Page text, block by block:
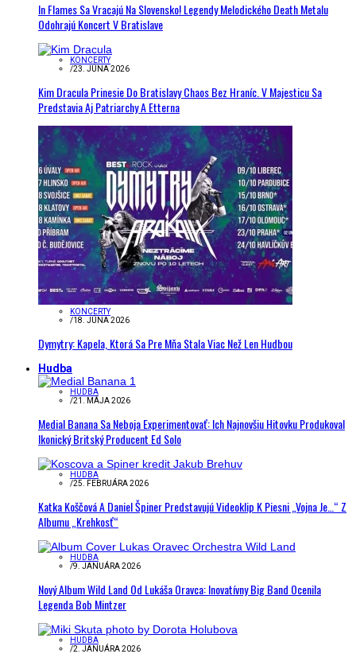
In Flames Sa Vracajú Na Slovensko! Legendy Melodického Death Metalu
Odohrajú Koncert V Bratislave
KONCERTY
/23. JÚNA 2026
Kim Dracula Prinesie Do Bratislavy Chaos Bez Hraníc. V Majesticu Sa
Predstavia Aj Patriarchy A Etterna
KONCERTY
/18. JÚNA 2026
Dymytry: Kapela, Ktorá Sa Pre Mňa Stala Viac Než Len Hudbou
Hudba
HUDBA
/21. MÁJA 2026
Medial Banana Sa Neboja Experimentovať: Ich Najnovšiu Hitovku Produkoval
Ikonický Britský Producent Ed Solo
HUDBA
/25. FEBRUÁRA 2026
Katka Koščová A Daniel Špiner Predstavujú Videoklip K Piesni „Vojna Je…“ Z
Albumu „Krehkosť“
HUDBA
/9. JANUÁRA 2026
Nový Album Wild Land Od Lukáša Oravca: Inovatívny Big Band Ocenila
Legenda Bob Mintzer
HUDBA
/2. JANUÁRA 2026